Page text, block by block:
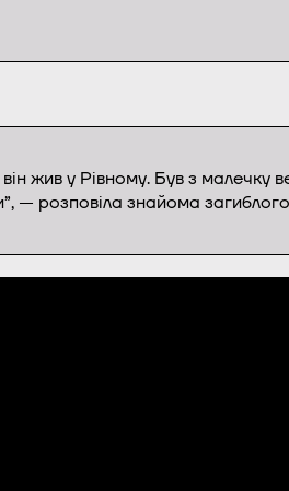
жив у Рівному. Був з
— розповіла знайома